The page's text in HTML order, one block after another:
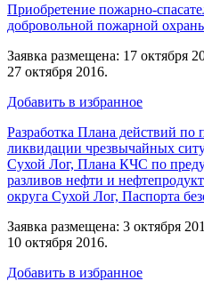
Приобретение пожарно-
добровольной пожарной
Заявка размещена: 17 октября
27 октября 2016.
Добавить в избранное
Разработка Плана действий
ликвидации чрезвычайных
Сухой Лог, Плана КЧС по
разливов нефти и
округа Сухой Лог, Паспорта
Заявка размещена: 3 октября
10 октября 2016.
Добавить в избранное